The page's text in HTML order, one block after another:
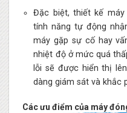
Đặc biệt, thiết kế
tính năng tự động
máy gặp sự cố hay
nhiệt độ ở mức quá
lỗi sẽ được hiển thị
dàng giám sát và khắc
Các ưu điểm của máy